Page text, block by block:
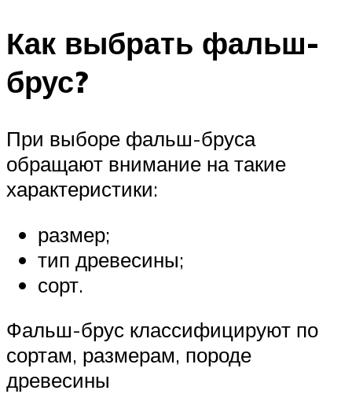
Как выбрать фальш-
брус?
При выборе фальш-бруса
обращают внимание на такие
характеристики:
размер;
тип древесины;
сорт.
Фальш-брус классифицируют по
сортам, размерам, породе
древесины